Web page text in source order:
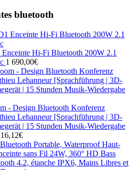
bluetooth
Hi-Fi Bluetooth 200W 2.1
1 690,00€
- Design Bluetooth Konferenz
Lehanneur [Sprachführung | 3D-
| 15 Stunden Musik-Wiedergabe
€